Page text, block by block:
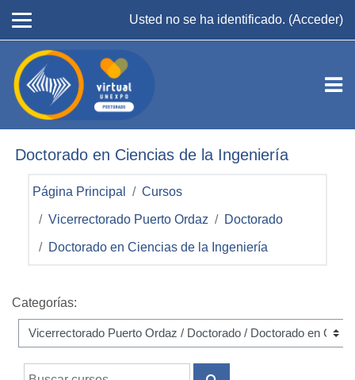
Usted no se ha identificado. (Acceder)
Doctorado en Ciencias de la Ingeniería
Página Principal Cursos
Vicerrectorado Puerto Ordaz Doctorado
Doctorado en Ciencias de la Ingeniería
Categorías:
Buscar cursos